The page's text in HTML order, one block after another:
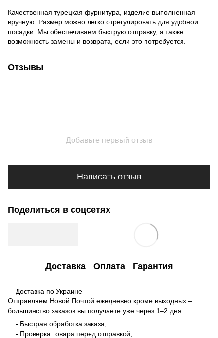
Качественная турецкая фурнитура, изделие выполненная
вручную. Размер можно легко отрегулировать для удобной
посадки. Мы обеспечиваем быструю отправку, а также
возможность замены и возврата, если это потребуется.
Отзывы
Добавьте первый отзыв
Написать отзыв
Поделиться в соцсетях
Доставка Оплата Гарантия
Доставка по Украине
Отправляем Новой Почтой ежедневно кроме выходных –
большинство заказов вы получаете уже через 1–2 дня.
- Быстрая обработка заказа;
- Проверка товара перед отправкой;